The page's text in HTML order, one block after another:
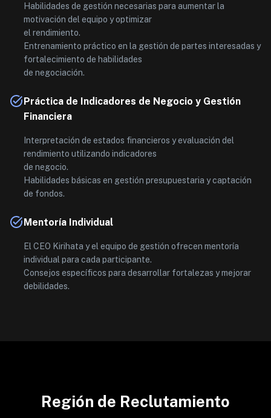
Habilidades de gestión necesarias para aumentar la
motivación del equipo y optimizar
el rendimiento.
Entrenamiento práctico en la gestión de partes interesadas y
fortalecimiento de habilidades
de negociación.
Práctica de Indicadores de Negocio y Gestión
Financiera
Interpretación de estados financieros y evaluación del
rendimiento utilizando indicadores
de negocio.
Habilidades básicas en gestión presupuestaria y captación
de fondos.
Mentoría Individual
El CEO Kirihata y el equipo de gestión ofrecen mentoría
individual para cada participante.
Consejos específicos para desarrollar fortalezas y mejorar
debilidades.
Región de Reclutamiento